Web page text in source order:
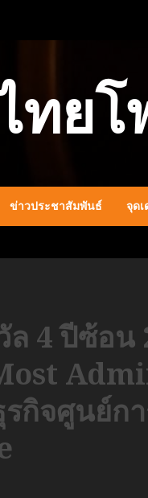
ทย
ข่าวประชาสัมพันธ์ จุด
4 ปีซ้อน
กิจศูนย์ก